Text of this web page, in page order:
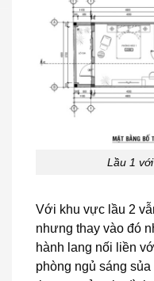
Lầu 1
Với khu vực lầu 2
nhưng thay vào đó
hành lang nối liền
phòng ngủ sáng